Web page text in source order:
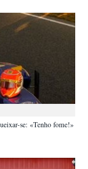
se: «Tenho fome!»